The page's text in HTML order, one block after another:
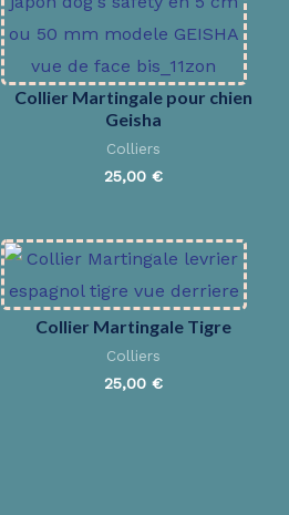
Collier Martingale pour chien
Geisha
Colliers
25,00€
Collier Martingale Tigre
Colliers
25,00€